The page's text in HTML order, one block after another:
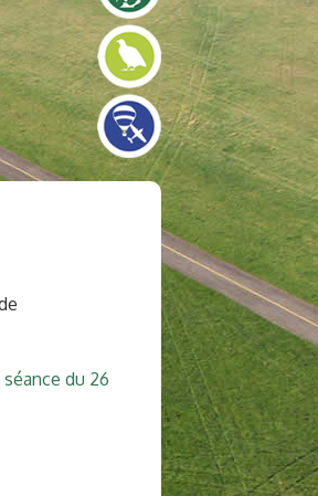
du 26